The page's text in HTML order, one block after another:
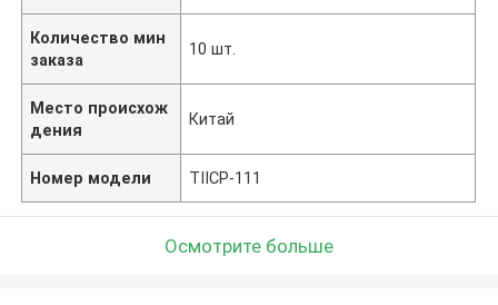
Количество мин
заказа
10 шт.
Место происхож
дения
Китай
Номер модели TIICP-111
Осмотрите больше